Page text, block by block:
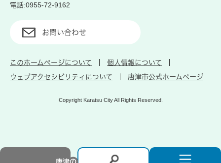
電話:0955-72-9162
お問い合わせ
このホームページについて
個人情報について
ウェブアクセシビリティについて
唐津市公式ホームページ
Copyright Karatsu City All Rights Reserved.